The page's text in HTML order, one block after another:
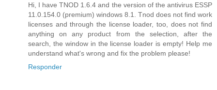
Hi, I have TNOD 1.6.4 and the version of the antivirus ESSP
11.0.154.0 (premium) windows 8.1. Tnod does not find work
licenses and through the license loader, too, does not find
anything on any product from the selection, after the
search, the window in the license loader is empty! Help me
understand what's wrong and fix the problem please!
Responder